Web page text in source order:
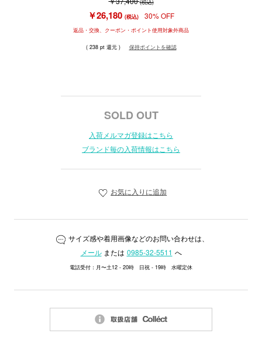
(税込)
￥26,180 (税込) 30% OFF
返品・交換、クーポン・ポイント使用対象外商品
( 238 pt 還元 ) 保持ポイントを確認
SOLD OUT
入荷メルマガ登録はこちら
ブランド毎の入荷情報はこちら
お気に入りに追加
サイズ感や着用画像などのお問い合わせは、
メールまたは 0985-32-5511 へ
電話受付：月〜土12 - 20時 日祝 - 19時 水曜定休